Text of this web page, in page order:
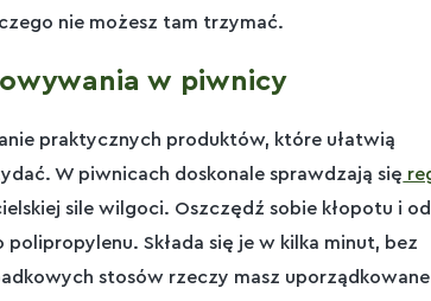
nie możesz tam trzymać.
w piwnicy
praktycznych produktów, które ułatwią
W piwnicach doskonale sprawdzają się
sile wilgoci. Oszczędź sobie kłopotu i
Składa się je w kilka minut, bez
stosów rzeczy masz uporządkowane